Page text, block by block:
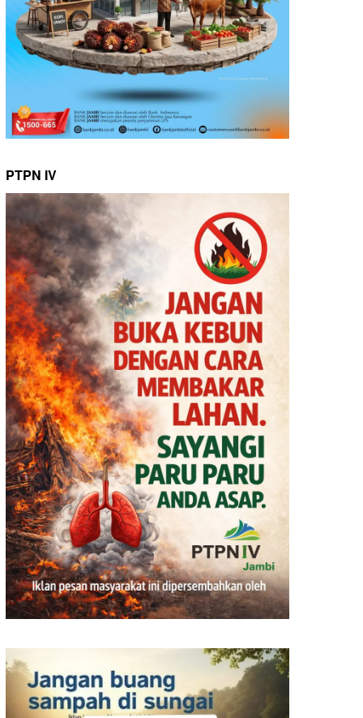
PTPN IV